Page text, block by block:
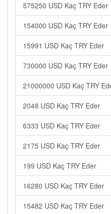
575250 USD Kaç TRY Eder
154000 USD Kaç TRY Eder
15991 USD Kaç TRY Eder
730000 USD Kaç TRY Eder
21000000 USD Kaç TRY
2048 USD Kaç TRY Eder
6333 USD Kaç TRY Eder
2175 USD Kaç TRY Eder
199 USD Kaç TRY Eder
16280 USD Kaç TRY Eder
15482 USD Kaç TRY Eder